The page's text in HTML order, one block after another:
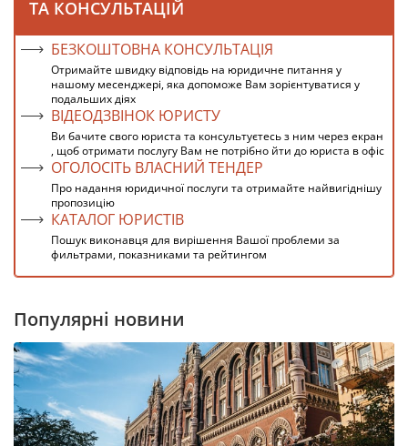
ТА КОНСУЛЬТАЦІЙ
БЕЗКОШТОВНА КОНСУЛЬТАЦІЯ
Отримайте швидку відповідь на юридичне питання у
нашому месенджері, яка допоможе Вам зорієнтуватися у
подальших діях
ВІДЕОДЗВІНОК ЮРИСТУ
Ви бачите свого юриста та консультуєтесь з ним через екран
, щоб отримати послугу Вам не потрібно йти до юриста в офіс
ОГОЛОСІТЬ ВЛАСНИЙ ТЕНДЕР
Про надання юридичної послуги та отримайте найвигіднішу
пропозицію
КАТАЛОГ ЮРИСТІВ
Пошук виконавця для вирішення Вашої проблеми за
фильтрами, показниками та рейтингом
Популярні новини